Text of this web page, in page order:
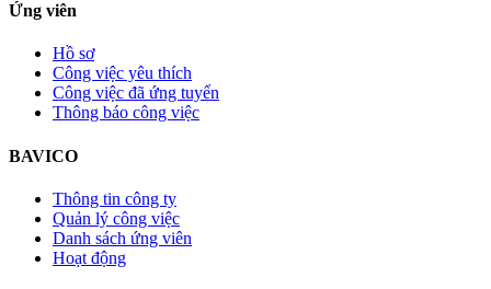
Ứng viên
Hồ sơ
Công việc yêu thích
Công việc đã ứng tuyển
Thông báo công việc
BAVICO
Thông tin công ty
Quản lý công việc
Danh sách ứng viên
Hoạt động